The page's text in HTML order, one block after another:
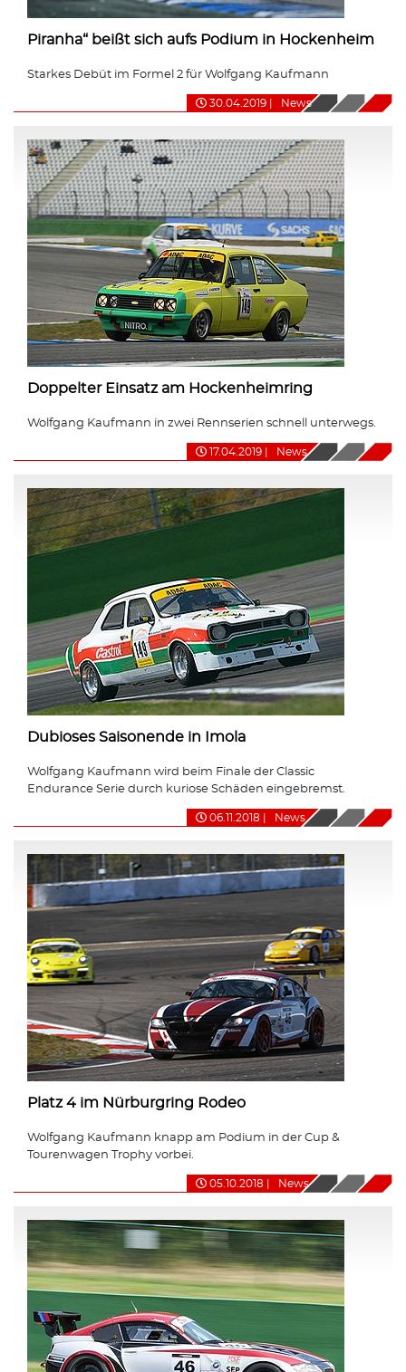
Piranha“ beißt sich aufs Podium in Hockenheim
Starkes Debüt im Formel 2 für Wolfgang Kaufmann
30.04.2019 News
Doppelter Einsatz am Hockenheimring
Wolfgang Kaufmann in zwei Rennserien schnell unterwegs.
17.04.2019 News
Dubioses Saisonende in Imola
Wolfgang Kaufmann wird beim Finale der Classic
Endurance Serie durch kuriose Schäden eingebremst.
06.11.2018 News
Platz 4 im Nürburgring Rodeo
Wolfgang Kaufmann knapp am Podium in der Cup &
Tourenwagen Trophy vorbei.
05.10.2018 News